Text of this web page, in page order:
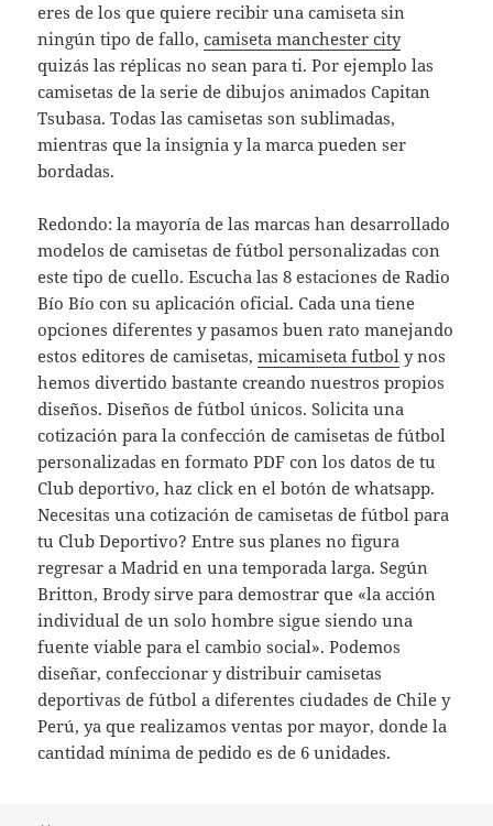
eres de los que quiere recibir una camiseta sin
ningún tipo de fallo,camiseta manchester city
quizás las réplicas no sean para ti. Por ejemplo las
camisetas de la serie de dibujos animados Capitan
Tsubasa. Todas las camisetas son sublimadas,
mientras que la insignia y la marca pueden ser
bordadas.
Redondo: la mayoría de las marcas han desarrollado
modelos de camisetas de fútbol personalizadas con
este tipo de cuello. Escucha las 8 estaciones de Radio
Bío Bío con su aplicación oficial. Cada una tiene
opciones diferentes y pasamos buen rato manejando
estos editores de camisetas,micamiseta futbol y nos
hemos divertido bastante creando nuestros propios
diseños. Diseños de fútbol únicos. Solicita una
cotización para la confección de camisetas de fútbol
personalizadas en formato PDF con los datos de tu
Club deportivo, haz click en el botón de whatsapp.
Necesitas una cotización de camisetas de fútbol para
tu Club Deportivo? Entre sus planes no figura
regresar a Madrid en una temporada larga. Según
Britton, Brody sirve para demostrar que «la acción
individual de un solo hombre sigue siendo una
fuente viable para el cambio social». Podemos
diseñar, confeccionar y distribuir camisetas
deportivas de fútbol a diferentes ciudades de Chile y
Perú, ya que realizamos ventas por mayor, donde la
cantidad mínima de pedido es de 6 unidades.